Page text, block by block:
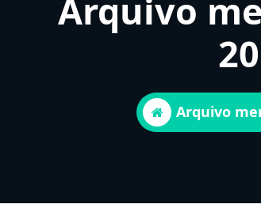
Arquivo
Arquivo